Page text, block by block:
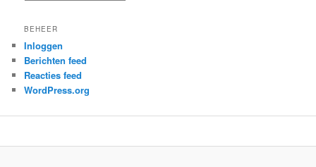
BEHEER
Inloggen
Berichten feed
Reacties feed
WordPress.org